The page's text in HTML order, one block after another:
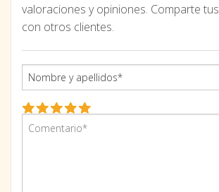
valoraciones y opiniones. Comparte
con otros clientes.